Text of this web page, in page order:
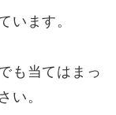
います。
も当てはまっ
い。